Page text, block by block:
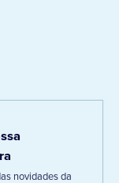
novidades da